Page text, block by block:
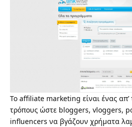
Το affiliate marketing είναι ένας
τρόπους ώστε bloggers, vloggers,
influencers να βγάζουν χρήματα